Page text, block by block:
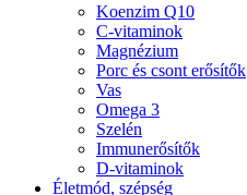
Koenzim Q10
C-vitaminok
Magnézium
Porc és csont erősítők
Vas
Omega 3
Szelén
Immunerősítők
D-vitaminok
Életmód, szépség